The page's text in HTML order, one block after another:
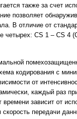
также за счет
позволяет
В отличие от
четырех: CS 1 – CS 4
кодирования с
от
каждый раз
зависит от
передачи